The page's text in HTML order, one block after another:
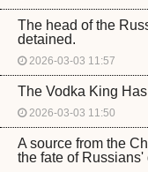
The head of the
detained.
2026-03-03 11:57
The Vodka King
2026-03-03 11:50
A source from the
the fate of Russians'